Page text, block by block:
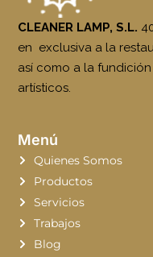
CLEANER LAMP, S.L.
en exclusiva a la
así como a la
artísticos.
Menú
Quienes Somos
Productos
Servicios
Trabajos
Blog